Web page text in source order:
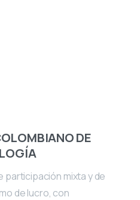
DE
participación mixta y de
de lucro, con